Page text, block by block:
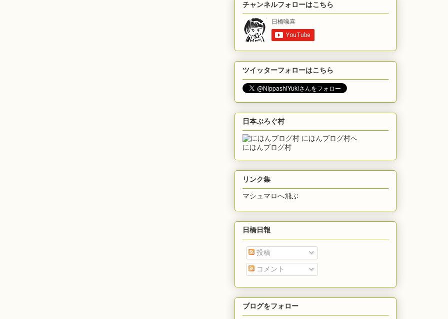
チャンネルフォローはこちら
ツイッターフォローはこちら
日本ぶろぐ村
にほんブログ村
リンク集
マシュマロへ飛ぶ
日橋日報
投稿
コメント
ブログをフォロー